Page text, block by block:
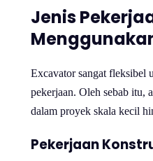
Jenis
Excavator sangat fleksibel
pekerjaan. Oleh sebab itu,
dalam proyek skala kecil
Pekerjaan